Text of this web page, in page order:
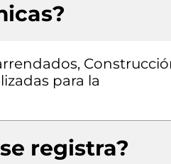
para la
registra?